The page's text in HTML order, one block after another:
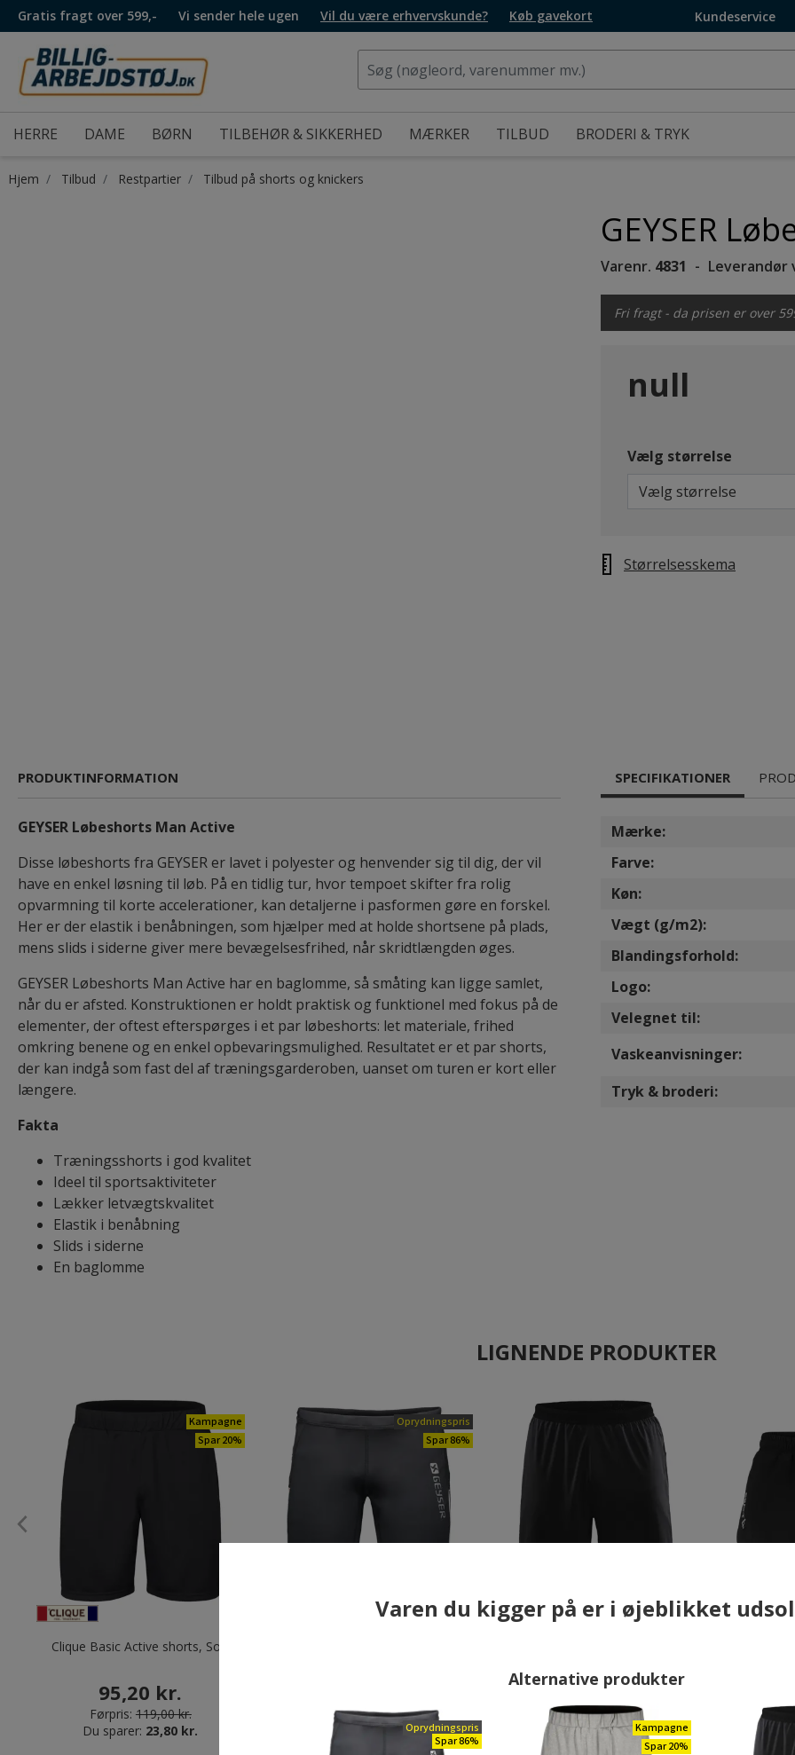
Gratis fragt over 599,- Vi sender hele ugen Vil du være erhvervskunde? Køb gavekort Kundeservice
HERRE DAME BØRN TILBEHØR & SIKKERHED MÆRKER TILBUD BRODERI & TRYK
Hjem Tilbud Restpartier Tilbud på shorts og knickers
GEYSER
Varenr. 4831 Leverandør
Fri fragt - da prisen er over
null
Vælg størrelse
Vælg størrelse
Størrelsesskema
PRODUKTINFORMATION
GEYSER Løbeshorts Man Active
Disse løbeshorts fra GEYSER er lavet i polyester og henvender sig til dig, der vil
have en enkel løsning til løb. På en tidlig tur, hvor tempoet skifter fra rolig
opvarmning til korte accelerationer, kan detaljerne i pasformen gøre en forskel.
Her er der elastik i benåbningen, som hjælper med at holde shortsene på plads,
mens slids i siderne giver mere bevægelsesfrihed, når skridtlængden øges.
GEYSER Løbeshorts Man Active har en baglomme, så småting kan ligge samlet,
når du er afsted. Konstruktionen er holdt praktisk og funktionel med fokus på de
elementer, der oftest efterspørges i et par løbeshorts: let materiale, frihed
omkring benene og en enkel opbevaringsmulighed. Resultatet er et par shorts,
der kan indgå som fast del af træningsgarderoben, uanset om turen er kort eller
længere.
Fakta
Træningsshorts i god kvalitet
Ideel til sportsaktiviteter
Lækker letvægtskvalitet
Elastik i benåbning
Slids i siderne
En baglomme
SPECIFIKATIONER
Mærke:
Farve:
Køn:
Vægt (g/m2):
Blandingsforhold:
Logo:
Velegnet til:
Vaskeanvisninger:
Tryk & broderi:
LIGNENDE PRODUKTER
Kampagne
Spar 20%
Clique Basic Active shorts, Sort
95,20 kr.
Førpris: 119,00 kr.
Du sparer: 23,80 kr.
Oprydningspris
Spar 86%
Førpris: 289,00 kr.
Du sparer:249,00 kr.
199,00 kr.
Varen du kigger på er i øjeblikket
Alternative produkter
Oprydningspris
Spar 86%
Kampagne
Spar 20%